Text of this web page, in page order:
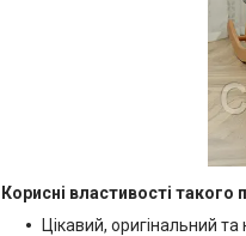
Корисні властивості такого
Цікавий, оригінальний